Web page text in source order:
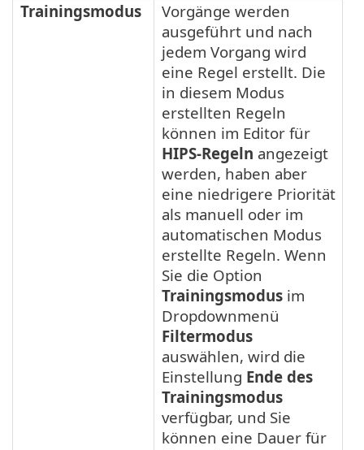
Trainingsmodus
Vorgänge werden
ausgeführt und nach
jedem Vorgang wird
eine Regel erstellt. Die
in diesem Modus
erstellten Regeln
können im Editor für
HIPS-Regeln angezeigt
werden, haben aber
eine niedrigere Priorität
als manuell oder im
automatischen Modus
erstellte Regeln. Wenn
Sie die Option
Trainingsmodus im
Dropdownmenü
Filtermodus
auswählen, wird die
Einstellung Ende des
Trainingsmodus
verfügbar, und Sie
können eine Dauer für